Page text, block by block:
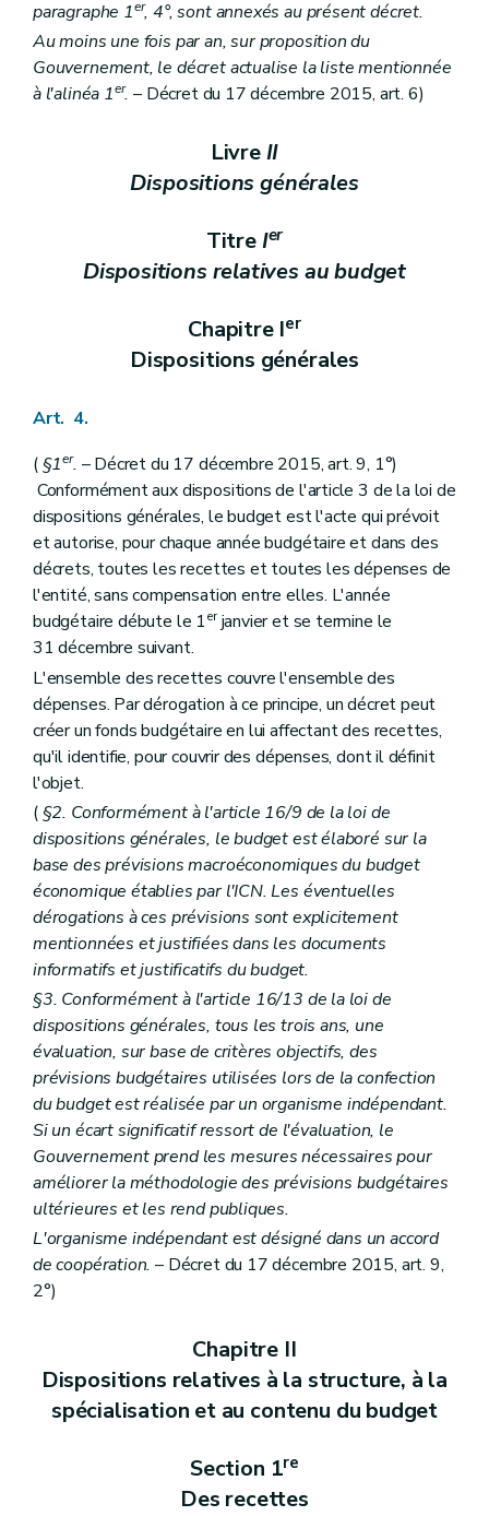
paragraphe 1er, 4°, sont annexés au présent décret.
Au moins une fois par an, sur proposition du
Gouvernement, le décret actualise la liste mentionnée
à l'alinéa 1er. – Décret du 17 décembre 2015, art. 6)
LivreII
Dispositions générales
TitreIer
Dispositions relatives au budget
Chapitre Ier
Dispositions générales
Art. 4.
(§1er. – Décret du 17 décembre 2015, art. 9, 1°)
Conformément aux dispositions de l'article 3 de la loi de
dispositions générales, le budget est l'acte qui prévoit
et autorise, pour chaque année budgétaire et dans des
décrets, toutes les recettes et toutes les dépenses de
l'entité, sans compensation entre elles. L'année
budgétaire débute le 1erjanvier et se termine le
31 décembre suivant.
L'ensemble des recettes couvre l'ensemble des
dépenses. Par dérogation à ce principe, un décret peut
créer un fonds budgétaire en lui affectant des recettes,
qu'il identifie, pour couvrir des dépenses, dont il définit
l'objet.
( §2. Conformément à l'article 16/9 de la loi de
dispositions générales, le budget est élaboré sur la
base des prévisions macroéconomiques du budget
économique établies par l'ICN. Les éventuelles
dérogations à ces prévisions sont explicitement
mentionnées et justifiées dans les documents
informatifs et justificatifs du budget.
§3. Conformément à l'article 16/13 de la loi de
dispositions générales, tous les trois ans, une
évaluation, sur base de critères objectifs, des
prévisions budgétaires utilisées lors de la confection
du budget est réalisée par un organisme indépendant.
Si un écart significatif ressort de l'évaluation, le
Gouvernement prend les mesures nécessaires pour
améliorer la méthodologie des prévisions budgétaires
ultérieures et les rend publiques.
L'organisme indépendant est désigné dans un accord
de coopération. – Décret du 17 décembre 2015, art. 9,
2°)
Chapitre II
Dispositions relatives à la structure, à la
spécialisation et au contenu du budget
Section 1re
Des recettes